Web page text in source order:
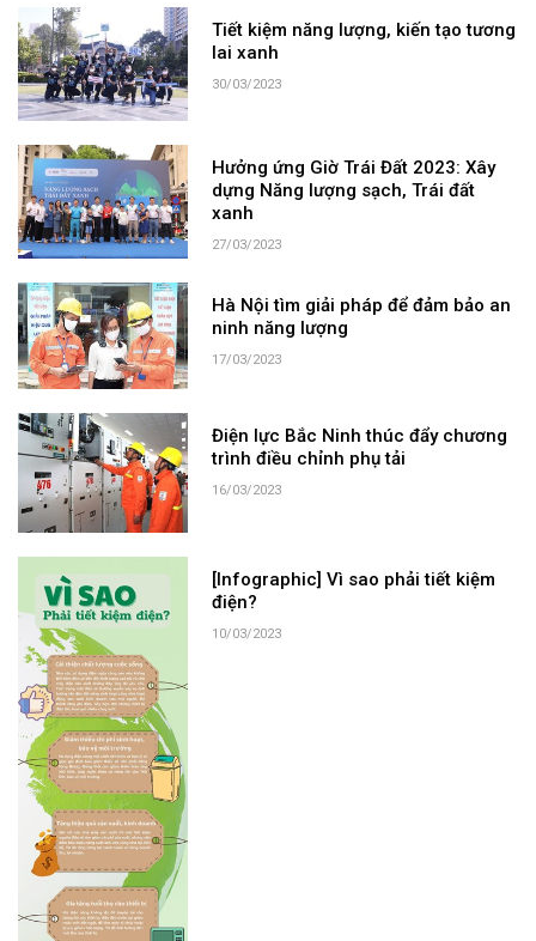
Tiết kiệm năng lượng, kiến tạo tương
lai xanh
30/03/2023
Hưởng ứng Giờ Trái Đất 2023: Xây
dựng Năng lượng sạch, Trái đất
xanh
27/03/2023
Hà Nội tìm giải pháp để đảm bảo an
ninh năng lượng
17/03/2023
Điện lực Bắc Ninh thúc đẩy chương
trình điều chỉnh phụ tải
16/03/2023
[Infographic] Vì sao phải tiết kiệm
điện?
10/03/2023